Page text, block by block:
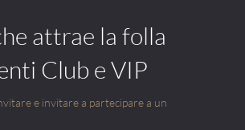
attrae la folla
Club e VIP
e invitare a partecipare a un